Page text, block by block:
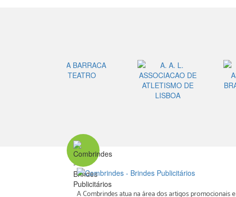
A Combrindes atua na área dos artigos promocionais e